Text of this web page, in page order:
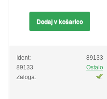
Dodaj v košarico
Ident:
89133
89133
Ostalo
Zaloga: